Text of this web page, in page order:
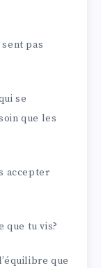
pas
se
que les
accepter
que tu vis?
que